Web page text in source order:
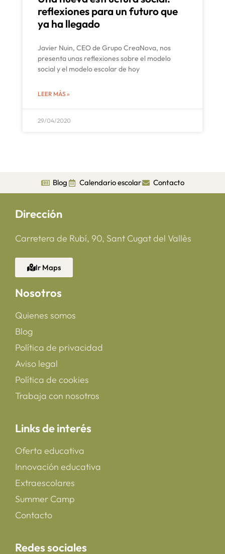
reflexiones para un futuro que
ya ha llegado
Javier Nuin, CEO de Grupo CreaNova, nos
presenta unas reflexiones sobre el modelo
social y el modelo escolar de hoy
LEER MÁS »
29/04/2020
Blog Calendario escolar Contacto
Dirección
Carretera de Rubí, 90, Sant Cugat del Vallès
Ir Maps
Nosotros
Quienes somos
Blog
Política de privacidad
Aviso legal
Política de cookies
Trabaja con nosotros
Links de interés
Oferta educativa
Innovación educativa
Extraescolares
Summer Camp
Contacto
Redes sociales